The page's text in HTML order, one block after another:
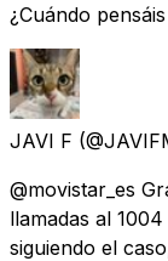
¿Cuándo
JAVI F
@movistar_es
llamadas al
siguiendo el